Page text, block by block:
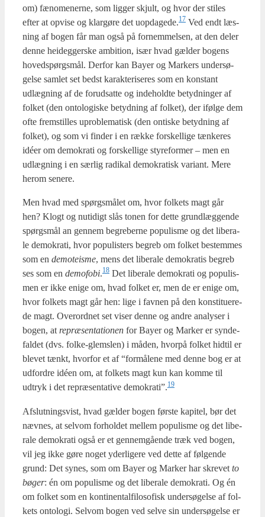
om) fæno­me­ner­ne, som lig­ger skjult, og hvor der sti­les
efter at opvi­se og klar­gø­re det uopdagede.17 Ved endt læs­
ning af bogen får man også på for­nem­mel­sen, at den deler
den­ne hei­deg­ger­ske ambi­tion, især hvad gæl­der bogens
hoved­spørgs­mål. Der­for kan Bay­er og Mar­kers under­sø­
gel­se sam­let set bedst karak­te­ri­se­res som en kon­stant
udlæg­ning af de for­ud­sat­te og inde­hold­te betyd­nin­ger af
fol­ket (den onto­lo­gi­ske betyd­ning af fol­ket), der iføl­ge dem
ofte frem­stil­les upro­ble­ma­tisk (den onti­ske betyd­ning af
fol­ket), og som vi fin­der i en ræk­ke for­skel­li­ge tæn­ke­res
idéer om demo­kra­ti og for­skel­li­ge sty­re­for­mer – men en
udlæg­ning i en sær­lig radi­kal demo­kra­tisk vari­ant. Mere
her­om sene­re.
Men hvad med spørgs­må­let om, hvor fol­kets magt går
hen? Klogt og nuti­digt slås tonen for det­te grund­læg­gen­de
spørgs­mål an gen­nem begre­ber­ne populis­me og det libe­ra­
le demo­kra­ti, hvor populi­sters begreb om fol­ket bestem­mes
som en demo­tei­s­me, mens det libe­ra­le demo­kra­tis begreb
ses som en demo­fo­bi.18 Det libe­ra­le demo­kra­ti og populis­
men er ikke eni­ge om, hvad fol­ket er, men de er eni­ge om,
hvor fol­kets magt går hen: lige i fav­nen på den kon­sti­tu­e­re­
de magt. Over­ord­net set viser den­ne og andre ana­ly­ser i
bogen, atrepræ­sen­ta­tio­nen for Bay­er og Mar­ker er syn­de­
fal­det (dvs. fol­ke-glem­s­len) i måden, hvor­på fol­ket hidtil er
ble­vet tænkt, hvor­for et af “for­må­le­ne med den­ne bog er at
udfor­dre idéen om, at fol­kets magt kun kan kom­me til
udtryk i det repræ­sen­ta­ti­ve demokrati”.19
Afslut­nings­vist, hvad gæl­der bogen før­ste kapi­tel, bør det
næv­nes, at selv­om for­hol­det mel­lem populis­me og det libe­
ra­le demo­kra­ti også er et gen­nem­gå­en­de træk ved bogen,
vil jeg ikke gøre noget yder­li­ge­re ved det­te af føl­gen­de
grund: Det synes, som om Bay­er og Mar­ker har skre­vet to
bøger: én om populis­me og det libe­ra­le demo­kra­ti. Og én
om fol­ket som en kon­ti­nen­tal­fi­lo­so­fisk under­sø­gel­se af fol­
kets onto­lo­gi. Selv­om bogen ved sel­ve sin under­sø­gel­se er